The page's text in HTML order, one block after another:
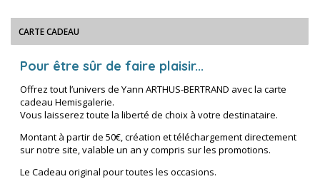
CARTE CADEAU
Pour être sûr de faire plaisir...
Offrez tout l’univers de Yann ARTHUS-BERTRAND avec la carte
cadeau Hemisgalerie.
Vous laisserez toute la liberté de choix à votre destinataire.
Montant à partir de 50€, création et téléchargement directement
sur notre site, valable un an y compris sur les promotions.
Le Cadeau original pour toutes les occasions.